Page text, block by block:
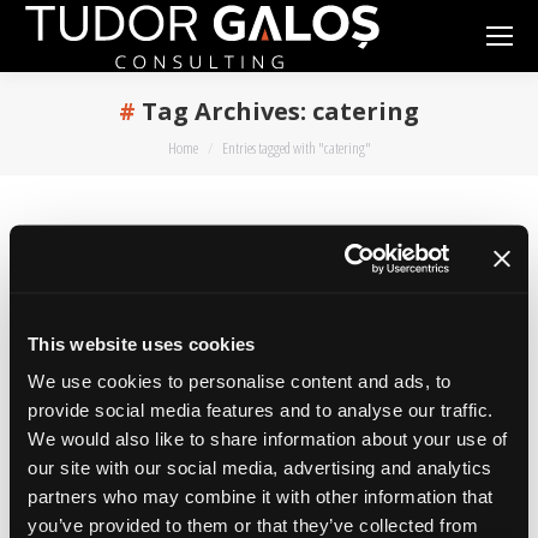
This website uses cookies
We use cookies to personalise content and ads, to
provide social media features and to analyse our traffic.
We would also like to share information about your use of
our site with our social media, advertising and analytics
partners who may combine it with other information that
you’ve provided to them or that they’ve collected from
Tag Archives: catering
You are here:
Home Entries tagged with "catering"
Inainte de conferinta…
Byadmin March 29, 2017
Știu, se potrivește acest subiect în contextul
actual socio-politic precum declarația Olguței în
Parlamentul European. Hai că am zis ceva cu
lămâie și de contextul socio-politic, așa că hai să
ne întoarcem la ale noastre puțin. Zilele acestea